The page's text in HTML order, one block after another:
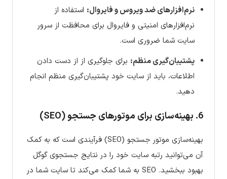
نرم‌افزارهای ضد ویروس و فایروال: استفاده از
نرم‌افزارهای امنیتی و فایروال برای محافظت از سرور
سایت شما ضروری است.
پشتیبان‌گیری منظم: برای جلوگیری از از دست دادن
اطلاعات، باید از سایت خود پشتیبان‌گیری منظم انجام
دهید.
6. بهینه‌سازی برای موتورهای جستجو (SEO)
بهینه‌سازی موتور جستجو (SEO) فرآیندی است که به کمک
آن می‌توانید رتبه سایت خود را در نتایج جستجوی گوگل
بهبود ببخشید. SEO به شما کمک می‌کند تا سایت شما در